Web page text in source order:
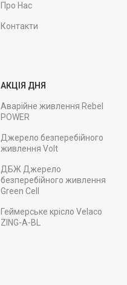
Про Нас
Контакти
АКЦІЯ ДНЯ
Аварійне живлення Rebel
POWER
Джерело безперебійного
живлення Volt
ДБЖ Джерело
безперебійного живлення
Green Cell
Геймерське крісло Velaco
ZING-A-BL